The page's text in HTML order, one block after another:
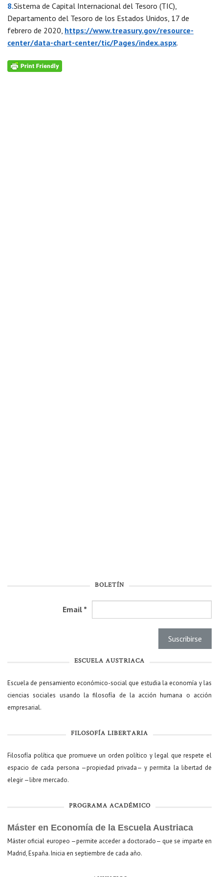
8.Sistema de Capital Internacional del Tesoro (TIC),
Departamento del Tesoro de los Estados Unidos, 17 de
febrero de 2020, https://www.treasury.gov/resource-
center/data-chart-center/tic/Pages/index.aspx.
BOLETÍN
Email *
ESCUELA AUSTRIACA
Escuela de pensamiento económico-social que estudia la economía y las
ciencias sociales usando la filosofía de la acción humana o acción
empresarial.
FILOSOFÍA LIBERTARIA
Filosofía política que promueve un orden político y legal que respete el
espacio de cada persona —propiedad privada— y permita la libertad de
elegir —libre mercado.
PROGRAMA ACADÉMICO
Máster en Economía de la Escuela Austriaca
Máster oficial europeo —permite acceder a doctorado— que se imparte en
Madrid, España. Inicia en septiembre de cada año.